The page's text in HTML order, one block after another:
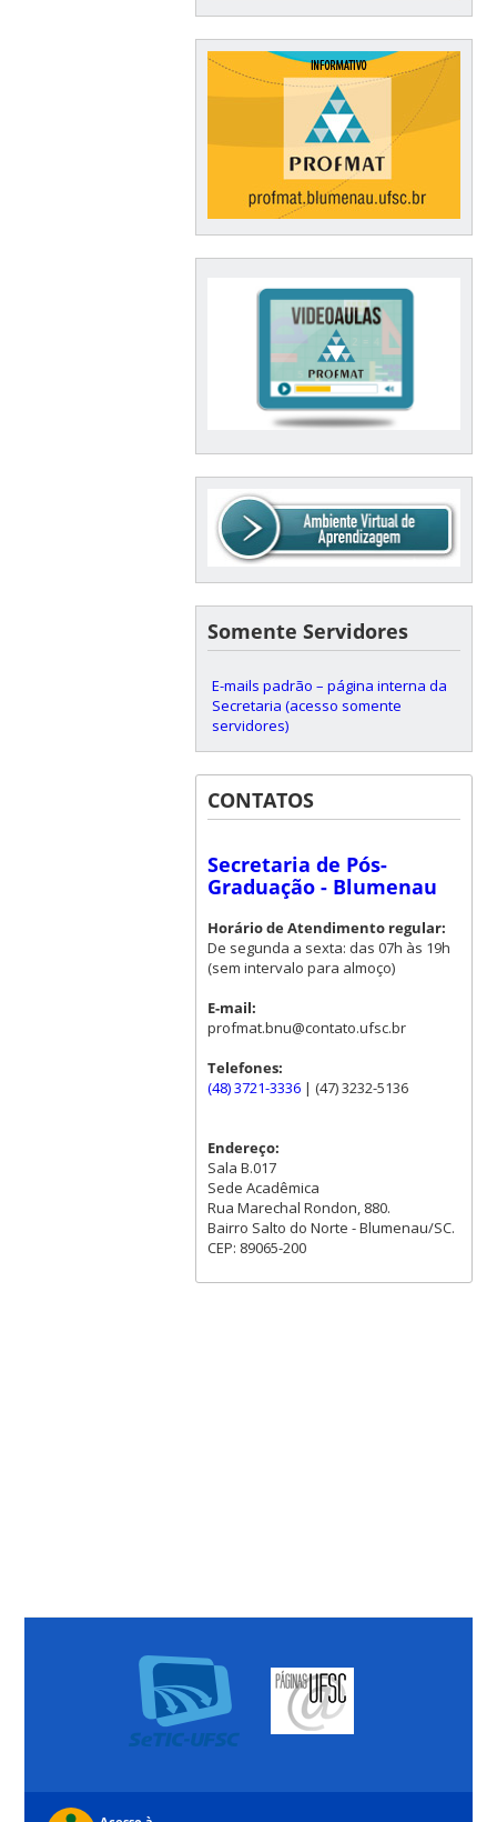
Somente Servidores
E-mails padrão – página interna da
Secretaria (acesso somente
servidores)
CONTATOS
Secretaria de Pós-
Graduação - Blumenau
Horário de Atendimento regular:
De segunda a sexta: das 07h às 19h
(sem intervalo para almoço)
E-mail:
profmat.bnu@contato.ufsc.br
Telefones:
(48) 3721-3336| (47) 3232-5136
Endereço:
Sala B.017
Sede Acadêmica
Rua Marechal Rondon, 880.
Bairro Salto do Norte - Blumenau/SC.
CEP: 89065-200